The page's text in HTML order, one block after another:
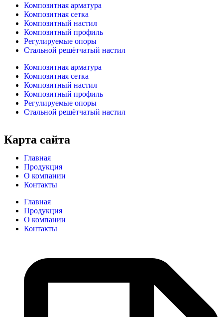
Композитная арматура
Композитная сетка
Композитный настил
Композитный профиль
Регулируемые опоры
Стальной решётчатый настил
Композитная арматура
Композитная сетка
Композитный настил
Композитный профиль
Регулируемые опоры
Стальной решётчатый настил
Карта сайта
Главная
Продукция
О компании
Контакты
Главная
Продукция
О компании
Контакты